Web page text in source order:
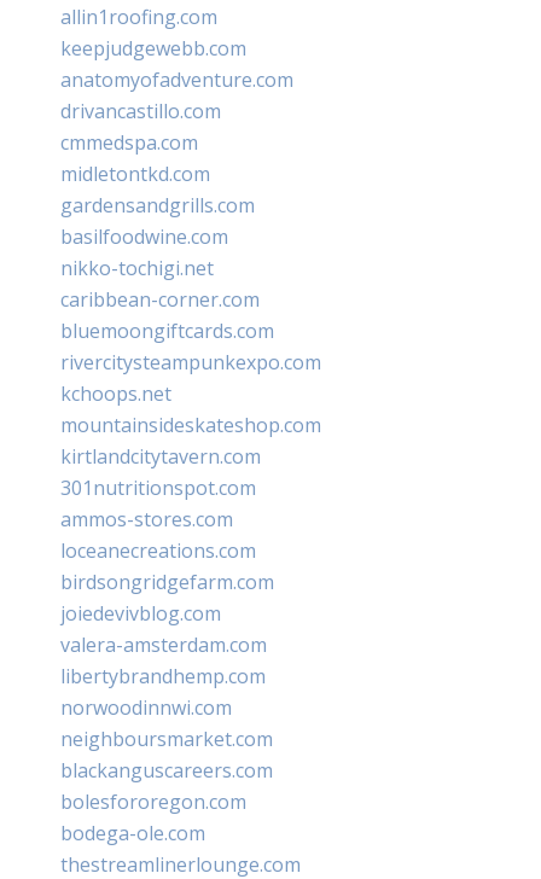
allin1roofing.com
keepjudgewebb.com
anatomyofadventure.com
drivancastillo.com
cmmedspa.com
midletontkd.com
gardensandgrills.com
basilfoodwine.com
nikko-tochigi.net
caribbean-corner.com
bluemoongiftcards.com
rivercitysteampunkexpo.com
kchoops.net
mountainsideskateshop.com
kirtlandcitytavern.com
301nutritionspot.com
ammos-stores.com
loceanecreations.com
birdsongridgefarm.com
joiedevivblog.com
valera-amsterdam.com
libertybrandhemp.com
norwoodinnwi.com
neighboursmarket.com
blackanguscareers.com
bolesfororegon.com
bodega-ole.com
thestreamlinerlounge.com